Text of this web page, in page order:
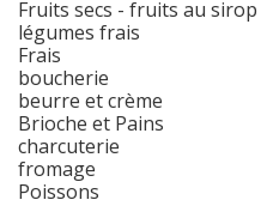
Fruits secs - fruits au sirop
légumes frais
Frais
boucherie
beurre et crème
Brioche et Pains
charcuterie
fromage
Poissons